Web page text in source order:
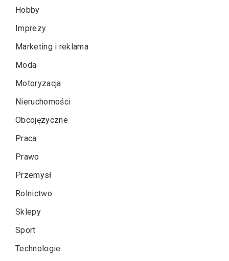
Hobby
Imprezy
Marketing i reklama
Moda
Motoryzacja
Nieruchomości
Obcojęzyczne
Praca
Prawo
Przemysł
Rolnictwo
Sklepy
Sport
Technologie